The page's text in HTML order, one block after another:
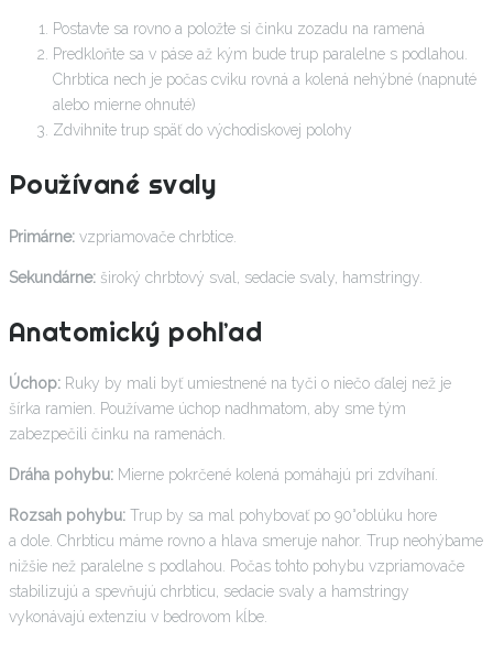
Postavte sa rovno a položte si činku zozadu na ramená
Predkloňte sa v páse až kým bude trup paralelne s podlahou.
Chrbtica nech je počas cviku rovná a kolená nehýbné (napnuté
alebo mierne ohnuté)
Zdvihnite trup späť do východiskovej polohy
Používané svaly
Primárne: vzpriamovače chrbtice.
Sekundárne: široký chrbtový sval, sedacie svaly, hamstringy.
Anatomický pohľad
Úchop: Ruky by mali byť umiestnené na tyči o niečo ďalej než je
šírka ramien. Používame úchop nadhmatom, aby sme tým
zabezpečili činku na ramenách.
Dráha pohybu: Mierne pokrčené kolená pomáhajú pri zdvíhaní.
Rozsah pohybu: Trup by sa mal pohybovať po 90°oblúku hore
a dole. Chrbticu máme rovno a hlava smeruje nahor. Trup neohýbame
nižšie než paralelne s podlahou. Počas tohto pohybu vzpriamovače
stabilizujú a spevňujú chrbticu, sedacie svaly a hamstringy
vykonávajú extenziu v bedrovom kĺbe.